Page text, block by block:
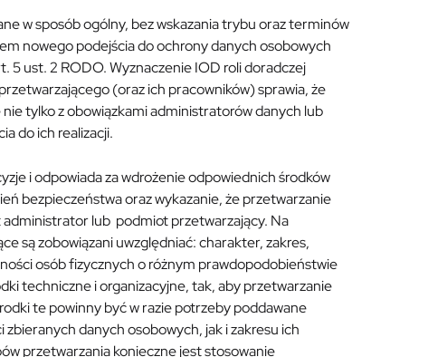
w sposób ogólny, bez wskazania trybu oraz terminów
nowego podejścia do ochrony danych osobowych
5 ust. 2 RODO. Wyznaczenie IOD roli doradczej
(oraz ich pracowników) sprawia, że
nie tylko z obowiązkami administratorów danych lub
do ich realizacji.
i odpowiada za wdrożenie odpowiednich środków
bezpieczeństwa oraz wykazanie, że przetwarzanie
lub podmiot przetwarzający. Na
są zobowiązani uwzględniać: charakter, zakres,
osób fizycznych o różnym prawdopodobieństwie
techniczne i organizacyjne, tak, aby przetwarzanie
te powinny być w razie potrzeby poddawane
danych osobowych, jak i zakresu ich
przetwarzania konieczne jest stosowanie